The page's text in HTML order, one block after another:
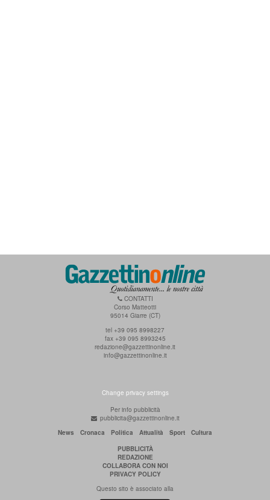
CONTATTI
Corso Matteotti
95014 Giarre (CT)
tel +39 095 8998227
fax +39 095 8993245
redazione@gazzettinonline.it
info@gazzettinonline.it
Change privacy settings
Per info pubblicità
pubblicita@gazzettinonline.it
News
Cronaca Politica Attualità Sport
Cultura
PUBBLICITÀ
REDAZIONE
COLLABORA CON NOI
PRIVACY POLICY
Questo sito è associato alla